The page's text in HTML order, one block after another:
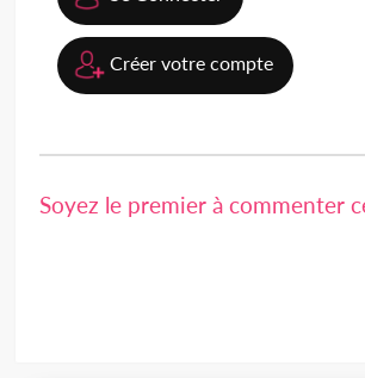
Créer votre compte
Soyez le premier à commenter